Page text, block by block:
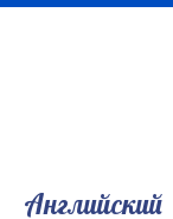
Английский